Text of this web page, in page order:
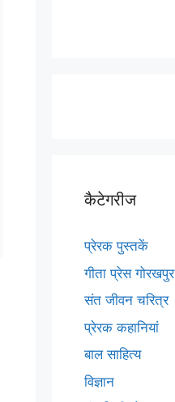
कैटेगरीज
प्रेरक पुस्तकें
गीता प्रेस गोरखपुर
संत जीवन चरित्र
प्रेरक कहानियां
बाल साहित्य
विज्ञान